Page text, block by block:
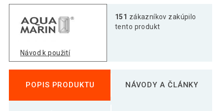
Návod k použití
151 zákazníkov zakúpilo
tento produkt
POPIS PRODUKTU NÁVODY A ČLÁNKY